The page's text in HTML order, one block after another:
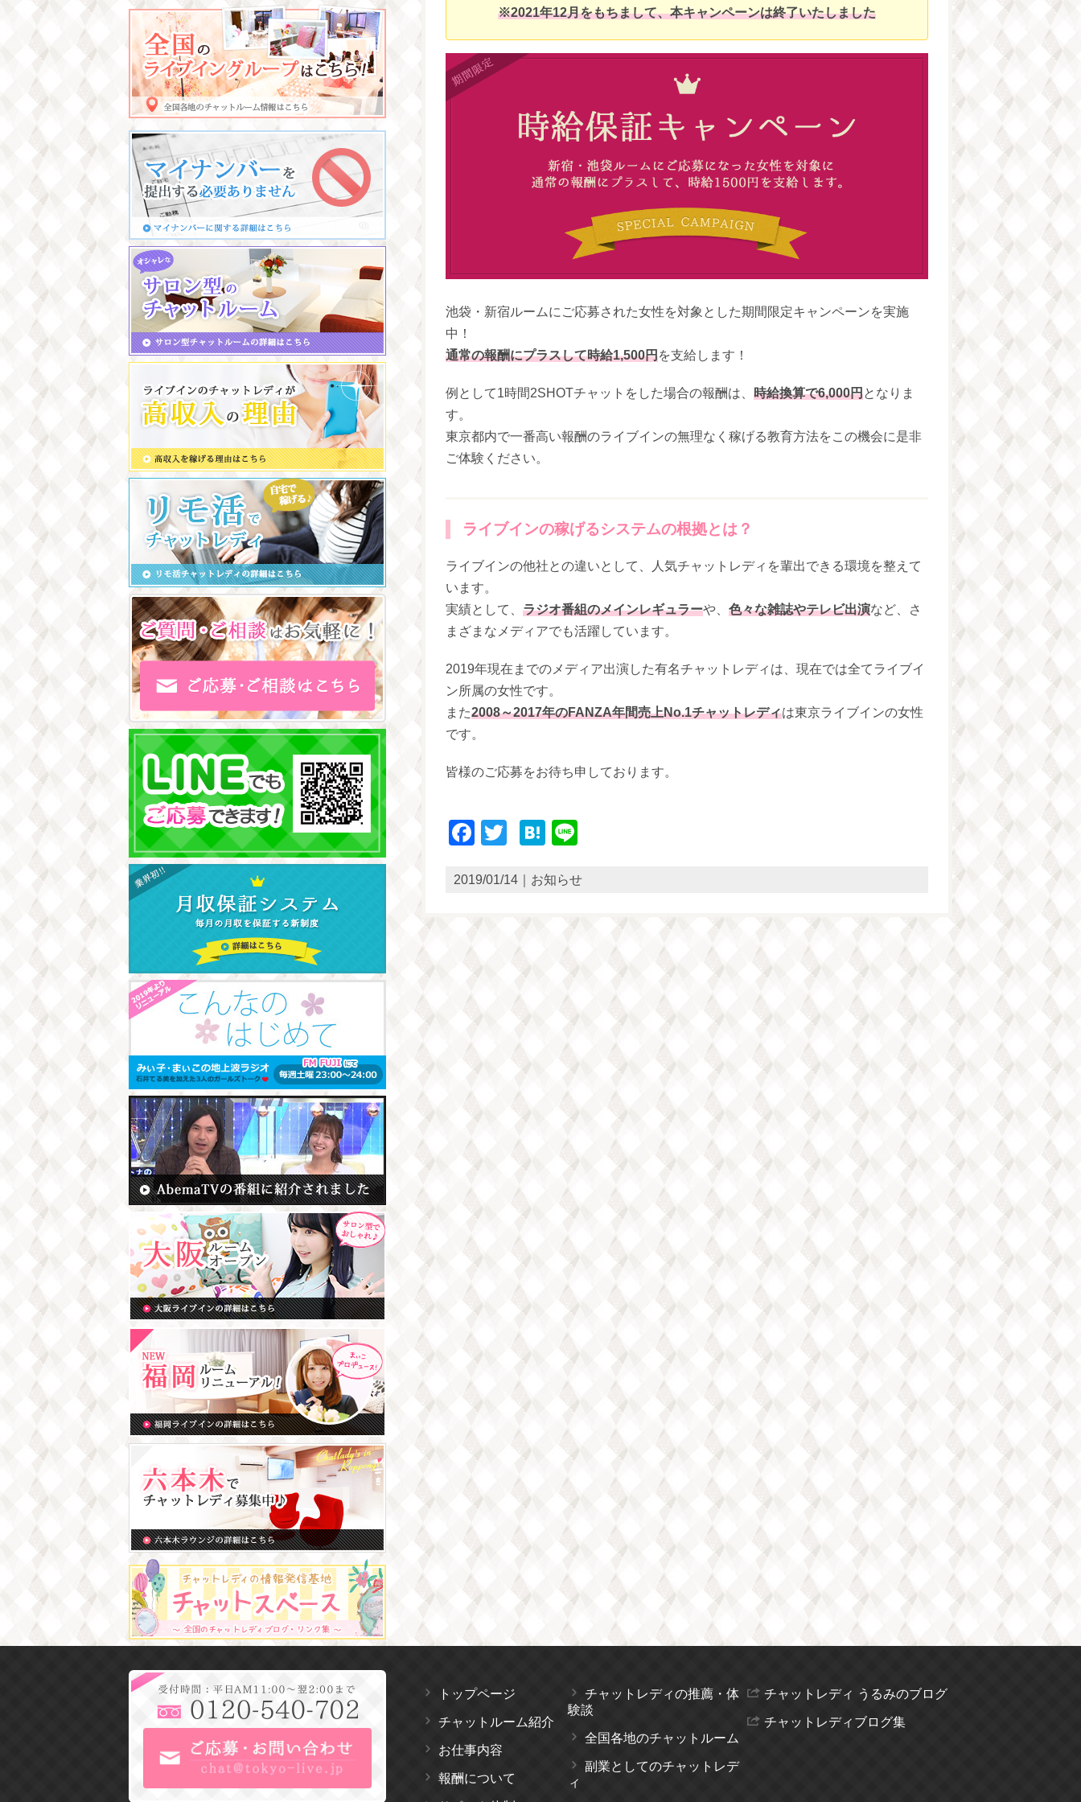
※2021年12月をもちまして、本キャンペーンは終了いたしました
池袋・新宿ルームにご応募された女性を対象とした期間限定キャンペーンを実施
中！
通常の報酬にプラスして時給1,500円を支給します！
例として1時間2SHOTチャットをした場合の報酬は、 時給換算で6,000円となりま
す。
東京都内で一番高い報酬のライブインの無理なく稼げる教育方法をこの機会に是非
ご体験ください。
ライブインの稼げるシステムの根拠とは？
ライブインの他社との違いとして、人気チャットレディを輩出できる環境を整えて
います。
実績として、 ラジオ番組のメインレギュラーや、 色々な雑誌やテレビ出演など、さ
まざまなメディアでも活躍しています。
2019年現在までのメディア出演した有名チャットレディは、現在では全てライブイ
ン所属の女性です。
また2008～2017年のFANZA年間売上No.1チャットレディは東京ライブインの女性
です。
皆様のご応募をお待ち申しております。
Facebook
TwitterHatena
2019/01/14｜お知らせ
トップページ
チャットルーム紹介
お仕事内容
報酬について
チャットレディの推薦・体
験談
全国各地のチャットルーム
副業としてのチャットレデ
ィ
チャットレディ うるみのブログ
チャットレディブログ集